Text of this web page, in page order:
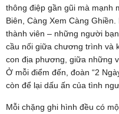
thông điệp gần gũi mà mạnh
Biên, Càng Xem Càng
thành viên – những người
cầu nối giữa chương trình và
con địa phương, giữa những
Ở mỗi điểm đến, đoàn “2
còn để lại dấu ấn của tình
Mỗi chặng ghi hình đều có